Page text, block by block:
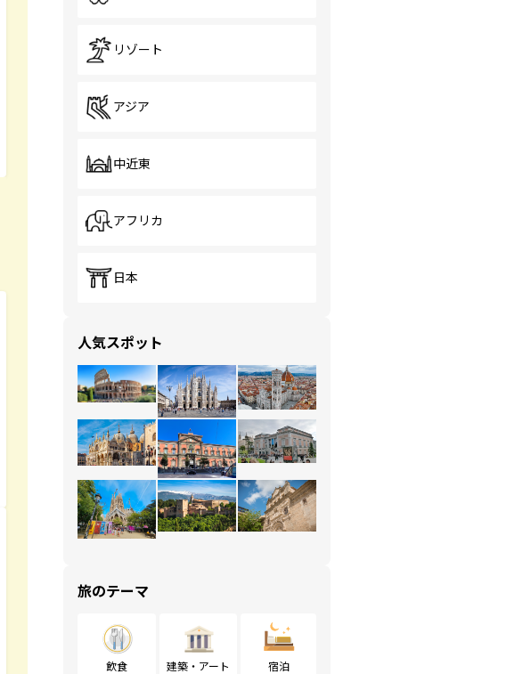
リゾート
アジア
中近東
アフリカ
日本
人気スポット
旅のテーマ
飲食 建築・アート 宿泊